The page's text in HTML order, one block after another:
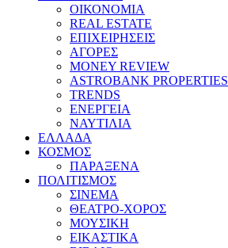
ΟΙΚΟΝΟΜΙΑ
REAL ESTATE
ΕΠΙΧΕΙΡΗΣΕΙΣ
ΑΓΟΡΕΣ
MONEY REVIEW
ASTROBANK PROPERTIES
TRENDS
ΕΝΕΡΓΕΙΑ
ΝΑΥΤΙΛΙΑ
ΕΛΛΑΔΑ
ΚΟΣΜΟΣ
ΠΑΡΑΞΕΝΑ
ΠΟΛΙΤΙΣΜΟΣ
ΣΙΝΕΜΑ
ΘΕΑΤΡΟ-ΧΟΡΟΣ
ΜΟΥΣΙΚΗ
ΕΙΚΑΣΤΙΚΑ